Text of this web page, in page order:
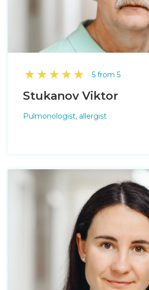
★★★★★ 5 from 5
Stukanov Viktor
Pulmonologist, allergist